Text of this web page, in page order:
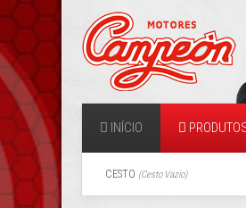
INÍCIO
CESTO (Cesto Vazio)